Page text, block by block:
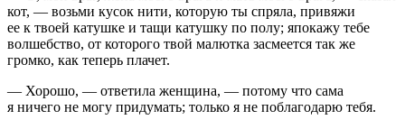
кот, — возьми кусок нити, которую ты спряла, привяжи
ее к твоей катушке и тащи катушку по полу; япокажу тебе
волшебство, от которого твой малютка засмеется так же
громко, как теперь плачет.
— Хорошо, — ответила женщина, — потому что сама
я ничего не могу придумать; только я не поблагодарю тебя.